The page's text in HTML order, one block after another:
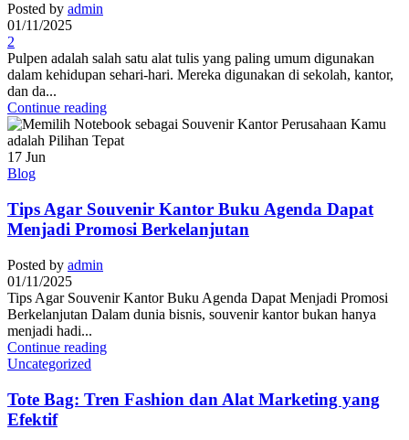
Posted by admin
01/11/2025
2
Pulpen adalah salah satu alat tulis yang paling umum digunakan
dalam kehidupan sehari-hari. Mereka digunakan di sekolah, kantor,
dan da...
Continue reading
17 Jun
Blog
Tips Agar Souvenir Kantor Buku Agenda Dapat
Menjadi Promosi Berkelanjutan
Posted by admin
01/11/2025
Tips Agar Souvenir Kantor Buku Agenda Dapat Menjadi Promosi
Berkelanjutan Dalam dunia bisnis, souvenir kantor bukan hanya
menjadi hadi...
Continue reading
Uncategorized
Tote Bag: Tren Fashion dan Alat Marketing yang
Efektif